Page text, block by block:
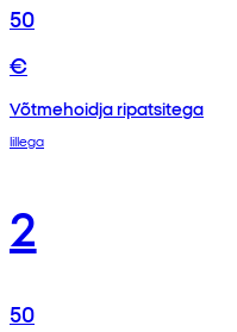
50
€
Võtmehoidja ripatsitega
lillega
2
50